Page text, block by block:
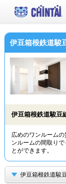
伊豆箱根鉄道駿
伊豆箱根鉄道駿豆
広めのワンルーム
ンルームの間取り
とができます。
伊豆箱根鉄道駿